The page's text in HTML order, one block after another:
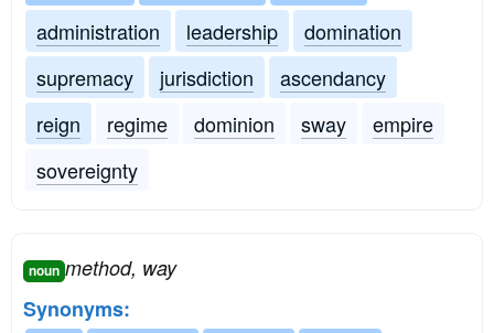
administration
leadership
domination
supremacy
jurisdiction
ascendancy
reign
regime dominion sway
empire
sovereignty
noun method, way
Synonyms: